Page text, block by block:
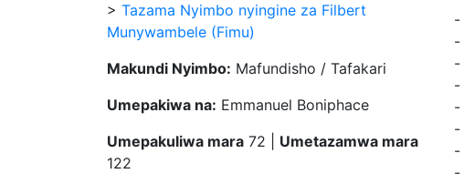
> Tazama Nyimbo nyingine za Filbert
Munywambele (Fimu)
Makundi Nyimbo: Mafundisho / Tafakari
Umepakiwa na: Emmanuel Boniphace
Umepakuliwa mara 72 | Umetazamwa mara
122
-
-
-
-
-
-
-
-